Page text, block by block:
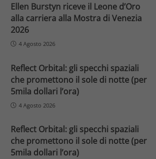
Ellen Burstyn riceve il Leone d’Oro
alla carriera alla Mostra di Venezia
2026
4 Agosto 2026
Reflect Orbital: gli specchi spaziali
che promettono il sole di notte (per
5mila dollari l’ora)
4 Agosto 2026
Reflect Orbital: gli specchi spaziali
che promettono il sole di notte (per
5mila dollari l’ora)